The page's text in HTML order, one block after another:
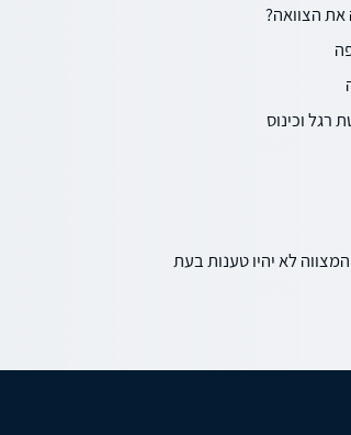
הצוואה?
רגל וכינוס
לא יהיו טענות בעת